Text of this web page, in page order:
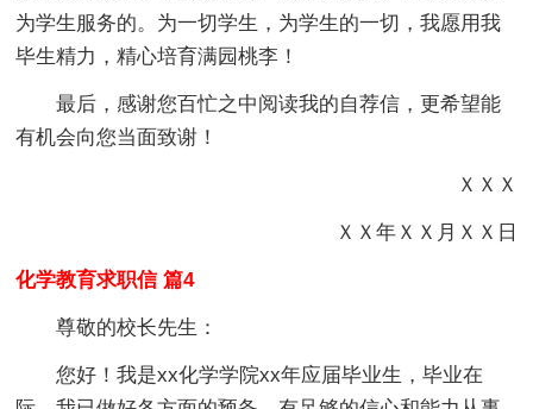
为学生服务的。为一切学生，为学生的一切，我愿用我
毕生精力，精心培育满园桃李！
最后，感谢您百忙之中阅读我的自荐信，更希望能
有机会向您当面致谢！
ＸＸＸ
ＸＸ年ＸＸ月ＸＸ日
化学教育求职信 篇4
尊敬的校长先生：
您好！我是xx化学学院xx年应届毕业生，毕业在